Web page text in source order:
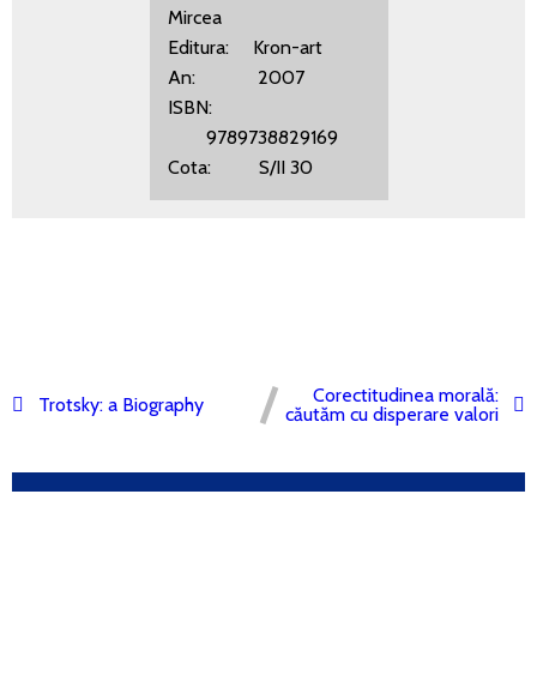
Mircea
Editura: Kron-art
An: 2007
ISBN:
9789738829169
Cota: S/II 30
Trotsky: a Biography
Corectitudinea morală:
căutăm cu disperare valori